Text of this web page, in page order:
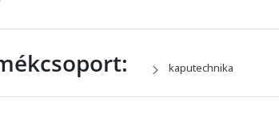
kaputechnika